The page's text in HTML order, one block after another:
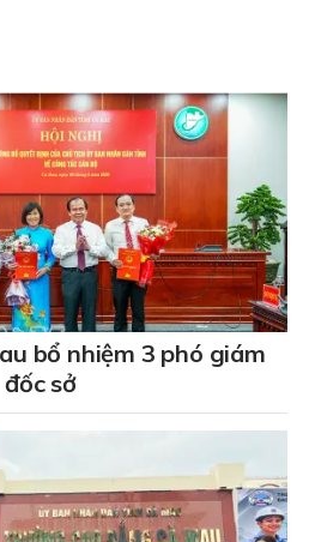
bổ nhiệm 3 phó giám
đốc sở